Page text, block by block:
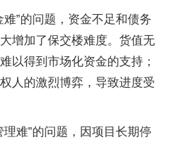
”的问题，资金不足和债务
增加了保交楼难度。货值无
以得到市场化资金的支持；
人的激烈博弈，导致进度受
难”的问题，因项目长期停